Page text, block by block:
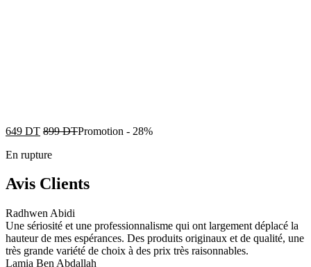
649 DT 899DTPromotion - 28%
En rupture
Avis Clients
Radhwen Abidi
Une sériosité et une professionnalisme qui ont largement déplacé la
hauteur de mes espérances. Des produits originaux et de qualité, une
très grande variété de choix à des prix très raisonnables.
Lamia Ben Abdallah